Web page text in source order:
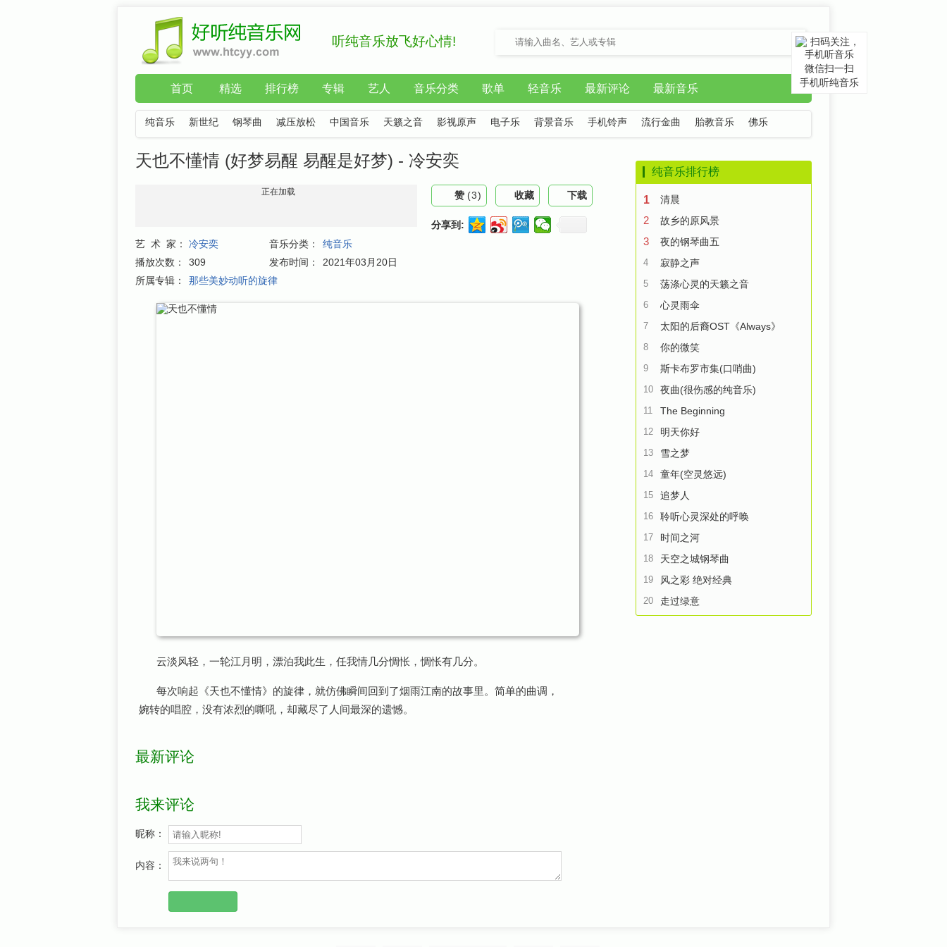
听纯音乐放飞好心情!
首页 精选 排行榜 专辑 艺人 音乐分类 歌单 轻音乐 最新评论 最新音乐
纯音乐 新世纪 钢琴曲 减压放松 中国音乐 天籁之音 影视原声 电子乐 背景音乐 手机铃声 流行金曲 胎教音乐 佛乐
天也不懂情 (好梦易醒 易醒是好梦) - 冷安奕
正在加载
艺 术 家： 冷安奕 音乐分类：
纯音乐
播放次数：
309 发布时间：
2021年03月20日
所属专辑：
那些美妙动听的旋律
赞 (3) 收藏 下载
分享到:
云淡风轻，一轮江月明，漂泊我此生，任我情几分惆怅，惆怅有几分。
每次响起《天也不懂情》的旋律，就仿佛瞬间回到了烟雨江南的故事里。简单的曲调，
婉转的唱腔，没有浓烈的嘶吼，却藏尽了人间最深的遗憾。
最新评论
我来评论
昵称：
内容：
纯音乐排行榜
1 清晨
2 故乡的原风景
3 夜的钢琴曲五
4 寂静之声
5 荡涤心灵的天籁之音
6 心灵雨伞
7 太阳的后裔OST《Always》
8 你的微笑
9 斯卡布罗市集(口哨曲)
10 夜曲(很伤感的纯音乐)
11 The Beginning
12 明天你好
13 雪之梦
14 童年(空灵悠远)
15 追梦人
16 聆听心灵深处的呼唤
17 时间之河
18 天空之城钢琴曲
19 风之彩 绝对经典
20 走过绿意
微信扫一扫
手机听纯音乐